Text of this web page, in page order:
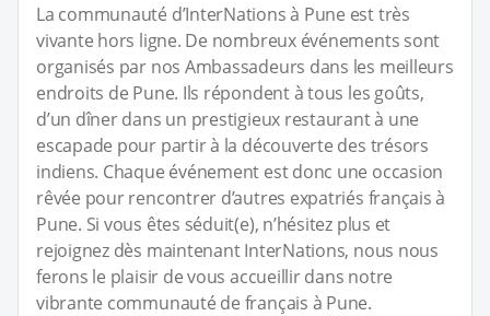
La communauté d’InterNations à Pune est très
vivante hors ligne. De nombreux événements sont
organisés par nos Ambassadeurs dans les meilleurs
endroits de Pune. Ils répondent à tous les goûts,
d’un dîner dans un prestigieux restaurant à une
escapade pour partir à la découverte des trésors
indiens. Chaque événement est donc une occasion
rêvée pour rencontrer d’autres expatriés français à
Pune. Si vous êtes séduit(e), n’hésitez plus et
rejoignez dès maintenant InterNations, nous nous
ferons le plaisir de vous accueillir dans notre
vibrante communauté de français à Pune.